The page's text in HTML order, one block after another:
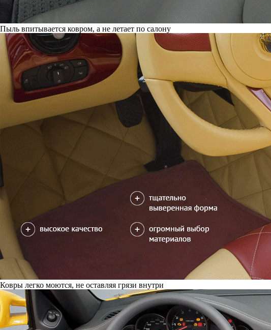
Пыль впитывается ковром, а не летает по салону
Ковры легко моются, не оставляя грязи внутри